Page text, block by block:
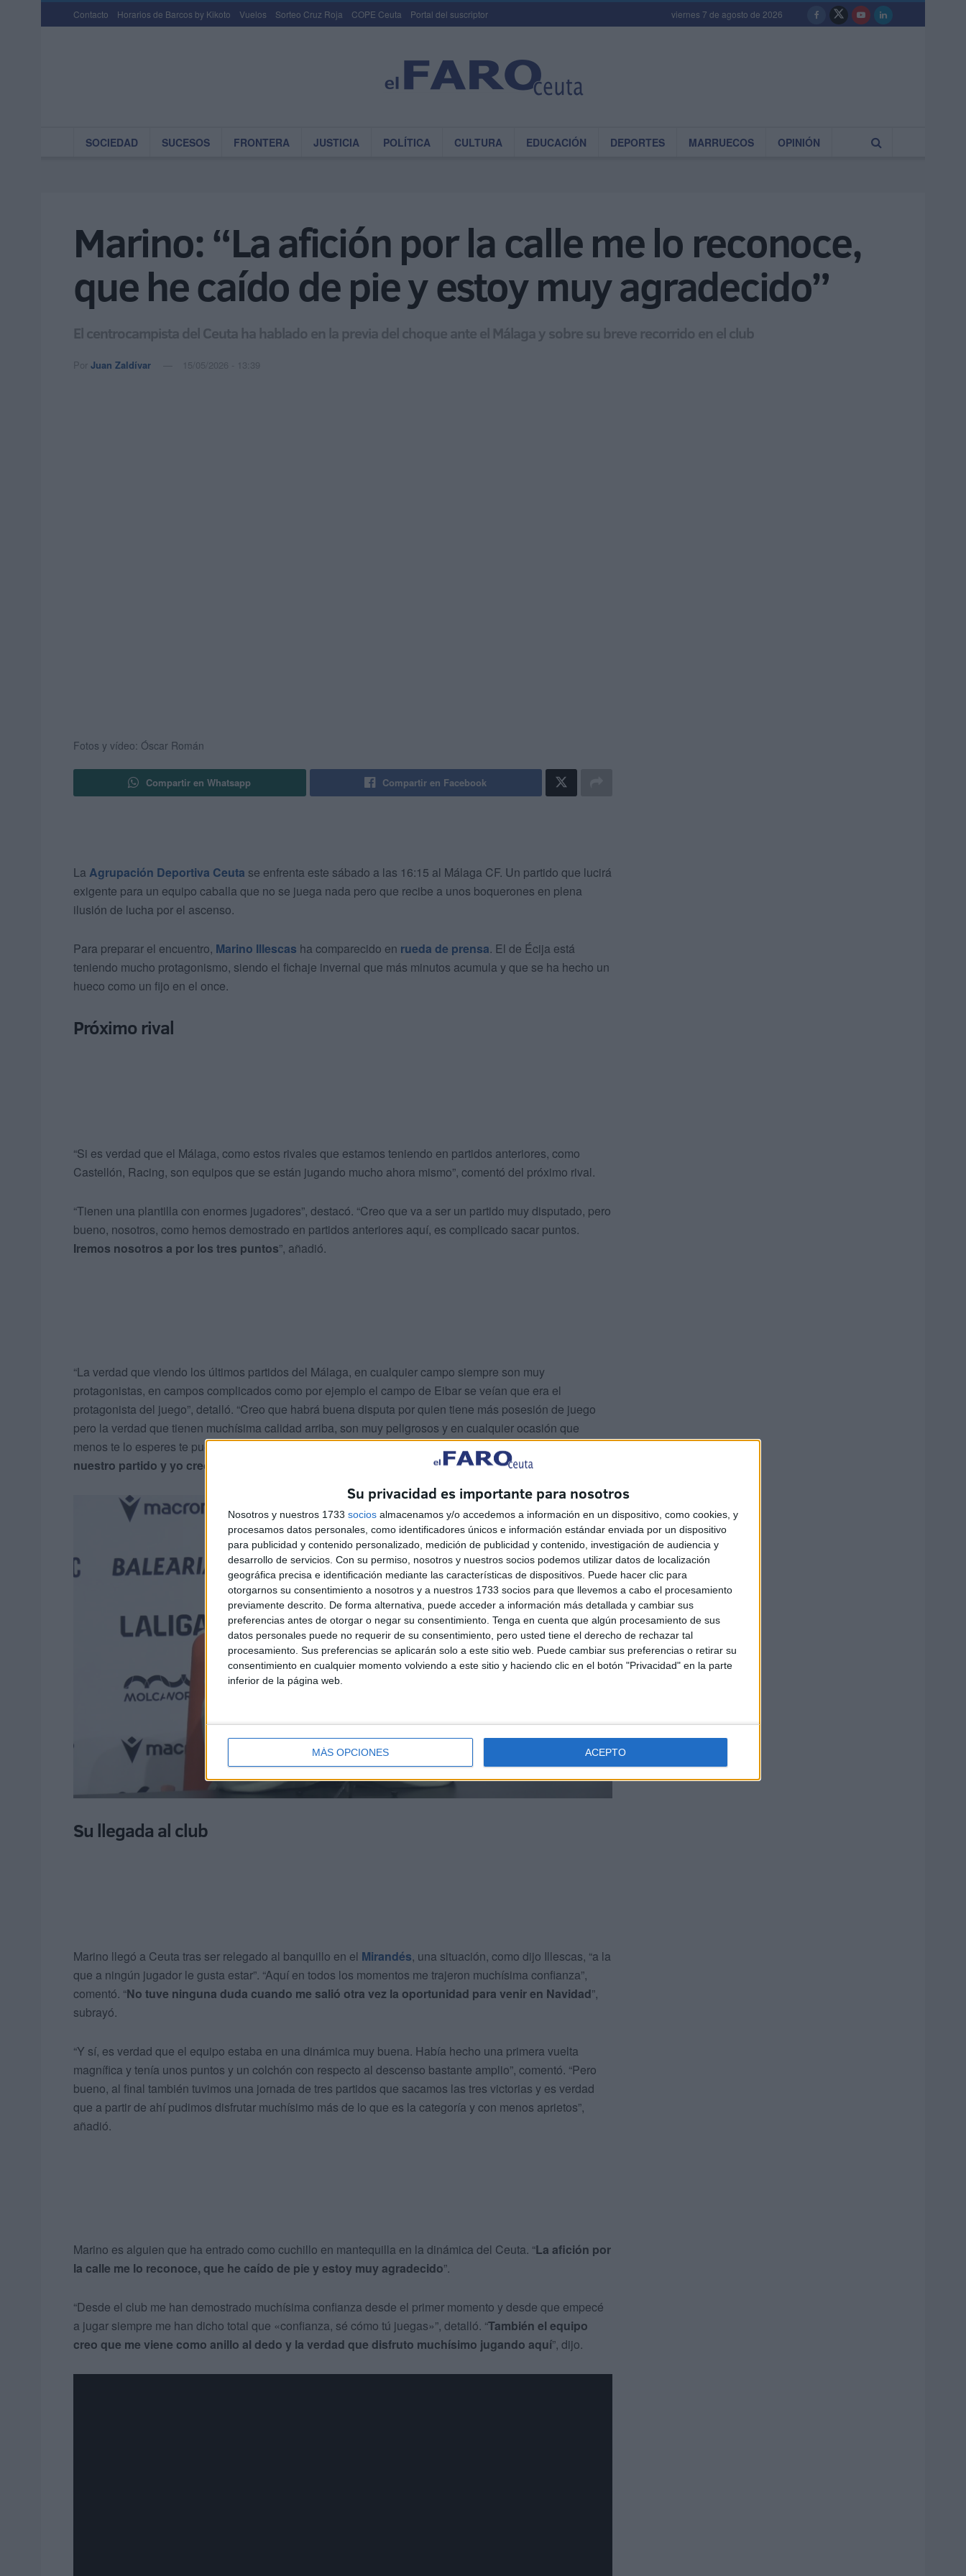
Su privacidad es importante para nosotros
Nosotros y nuestros 1733 socios almacenamos y/o accedemos a información en un dispositivo, como cookies, y
procesamos datos personales, como identificadores únicos e información estándar enviada por un dispositivo
para publicidad y contenido personalizado, medición de publicidad y contenido, investigación de audiencia y
desarrollo de servicios. Con su permiso, nosotros y nuestros socios podemos utilizar datos de localización
geográfica precisa e identificación mediante las características de dispositivos. Puede hacer clic para
otorgarnos su consentimiento a nosotros y a nuestros 1733 socios para que llevemos a cabo el procesamiento
previamente descrito. De forma alternativa, puede acceder a información más detallada y cambiar sus
preferencias antes de otorgar o negar su consentimiento. Tenga en cuenta que algún procesamiento de sus
datos personales puede no requerir de su consentimiento, pero usted tiene el derecho de rechazar tal
procesamiento. Sus preferencias se aplicarán solo a este sitio web. Puede cambiar sus preferencias o retirar su
consentimiento en cualquier momento volviendo a este sitio y haciendo clic en el botón "Privacidad" en la parte
inferior de la página web.
MÁS OPCIONES ACEPTO
Contacto Horarios de Barcos by Kikoto Vuelos Sorteo Cruz Roja COPE Ceuta Portal del suscriptor viernes 7 de agosto de 2026
SOCIEDAD SUCESOS FRONTERA JUSTICIA POLÍTICA CULTURA EDUCACIÓN DEPORTES MARRUECOS OPINIÓN
Marino: “La afición por la calle me lo reconoce,
que he caído de pie y estoy muy agradecido”
El centrocampista del Ceuta ha hablado en la previa del choque ante el Málaga y sobre su breve recorrido en el club
Por Juan Zaldívar 15/05/2026 - 13:39
Fotos y vídeo: Óscar Román
Compartir en Whatsapp Compartir en Facebook
La Agrupación Deportiva Ceuta se enfrenta este sábado a las 16:15 al Málaga CF. Un partido que lucirá
exigente para un equipo caballa que no se juega nada pero que recibe a unos boquerones en plena
ilusión de lucha por el ascenso.
Para preparar el encuentro, Marino Illescas ha comparecido en rueda de prensa. El de Écija está
teniendo mucho protagonismo, siendo el fichaje invernal que más minutos acumula y que se ha hecho un
hueco como un fijo en el once.
Próximo rival
“Si es verdad que el Málaga, como estos rivales que estamos teniendo en partidos anteriores, como
Castellón, Racing, son equipos que se están jugando mucho ahora mismo”, comentó del próximo rival.
“Tienen una plantilla con enormes jugadores”, destacó. “Creo que va a ser un partido muy disputado, pero
bueno, nosotros, como hemos demostrado en partidos anteriores aquí, es complicado sacar puntos.
Iremos nosotros a por los tres puntos”, añadió.
“La verdad que viendo los últimos partidos del Málaga, en cualquier campo siempre son muy
protagonistas, en campos complicados como por ejemplo el campo de Eibar se veían que era el
protagonista del juego”, detalló. “Creo que habrá buena disputa por quien tiene más posesión de juego
pero la verdad que tienen muchísima calidad arriba, son muy peligrosos y en cualquier ocasión que
menos te lo esperes te pueden hacer gol”, explicó. “Así que tenemos que estar concentrados, hacer
nuestro partido y yo creo que va a ser un partido magnífico
”, comentó.
Su llegada al club
Marino llegó a Ceuta tras ser relegado al banquillo en el Mirandés, una situación, como dijo Illescas, “a la
que a ningún jugador le gusta estar”. “Aquí en todos los momentos me trajeron muchísima confianza”,
comentó. “No tuve ninguna duda cuando me salió otra vez la oportunidad para venir en Navidad”,
subrayó.
“Y sí, es verdad que el equipo estaba en una dinámica muy buena. Había hecho una primera vuelta
magnífica y tenía unos puntos y un colchón con respecto al descenso bastante amplio”, comentó. “Pero
bueno, al final también tuvimos una jornada de tres partidos que sacamos las tres victorias y es verdad
que a partir de ahí pudimos disfrutar muchísimo más de lo que es la categoría y con menos aprietos”,
añadió.
Marino es alguien que ha entrado como cuchillo en mantequilla en la dinámica del Ceuta. “La afición por
la calle me lo reconoce, que he caído de pie y estoy muy agradecido”.
“Desde el club me han demostrado muchísima confianza desde el primer momento y desde que empecé
a jugar siempre me han dicho total que «confianza, sé cómo tú juegas»”, detalló. “También el equipo
creo que me viene como anillo al dedo y la verdad que disfruto muchísimo jugando aquí”, dijo.